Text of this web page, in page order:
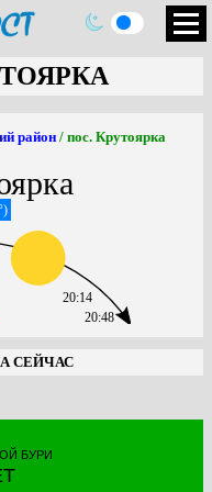
район / пос. Крутоярка
20:48
20:14
СЕЙЧАС
БУРИ